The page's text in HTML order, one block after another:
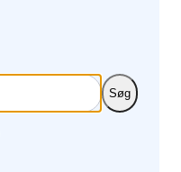
Søg